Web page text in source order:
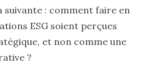
suivante : comment faire en
ESG soient perçues
et non comme une
?